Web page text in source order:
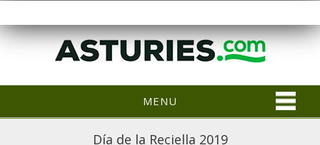
MENU
Día de la Reciella 2019